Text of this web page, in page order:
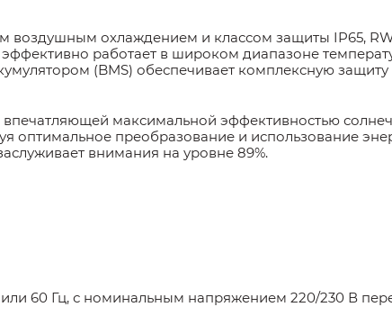
охлаждением и классом защиты IP65,
работает в широком диапазоне
(BMS) обеспечивает комплексную
впечатляющей максимальной эффективностью
оптимальное преобразование и использование
внимания на уровне 89%.
60 Гц, с номинальным напряжением 220/230 В